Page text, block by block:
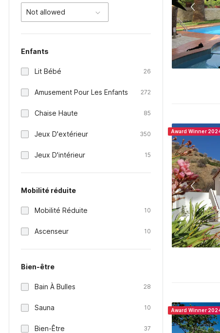
Not allowed
Enfants
Lit Bébé 26
Amusement Pour Les Enfants 272
Chaise Haute 85
Jeux D'extérieur 350
Jeux D'intérieur 15
Mobilité réduite
Mobilité Réduite 10
Ascenseur 10
Bien-être
Bain À Bulles 28
Sauna 10
Bien-Être 37
Award Winner
Award Winner